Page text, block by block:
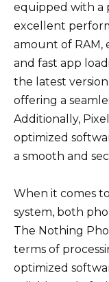
equipped with a
excellent
amount of RAM,
and fast app
the latest
offering a
Additionally,
optimized
a smooth and
When it comes
system, both
The Nothing
terms of
optimized